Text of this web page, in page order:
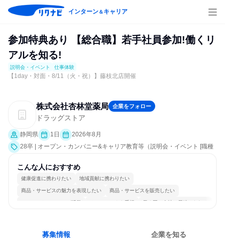
インターン＆キャリア
参加特典あり 【総合職】若手社員参加!働くリ
アルを知る!
説明会・イベント 仕事体験
【1day・対面・8/11（火・祝）】藤枝北店開催
株式会社杏林堂薬局 企業をフォロー
ドラッグストア
静岡県 1日
2026年8月
28卒 | オープン・カンパニー&キャリア教育等（説明会・イベント [職種
こんな人におすすめ
健康促進に携わりたい 地域貢献に携わりたい
商品・サービスの魅力を表現したい 商品・サービスを販売したい
コミュニケーションが活発 チームワークを重視 長く同じ会社に居続けられる
募集情報 企業を知る